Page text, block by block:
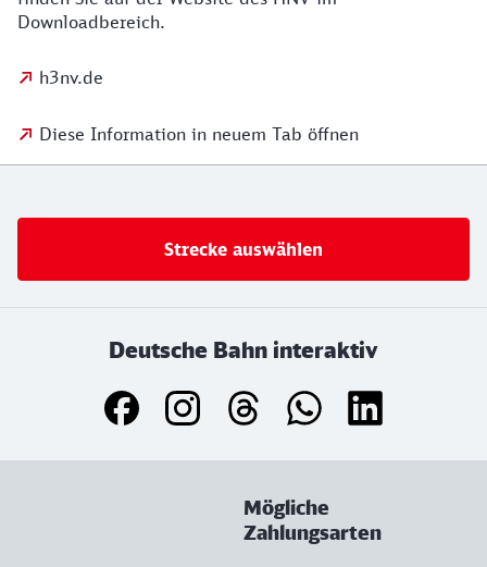
Downloadbereich.
h3nv.de
Diese Information in neuem Tab öffnen
Strecke auswählen
Deutsche Bahn interaktiv
Mögliche
Zahlungsarten